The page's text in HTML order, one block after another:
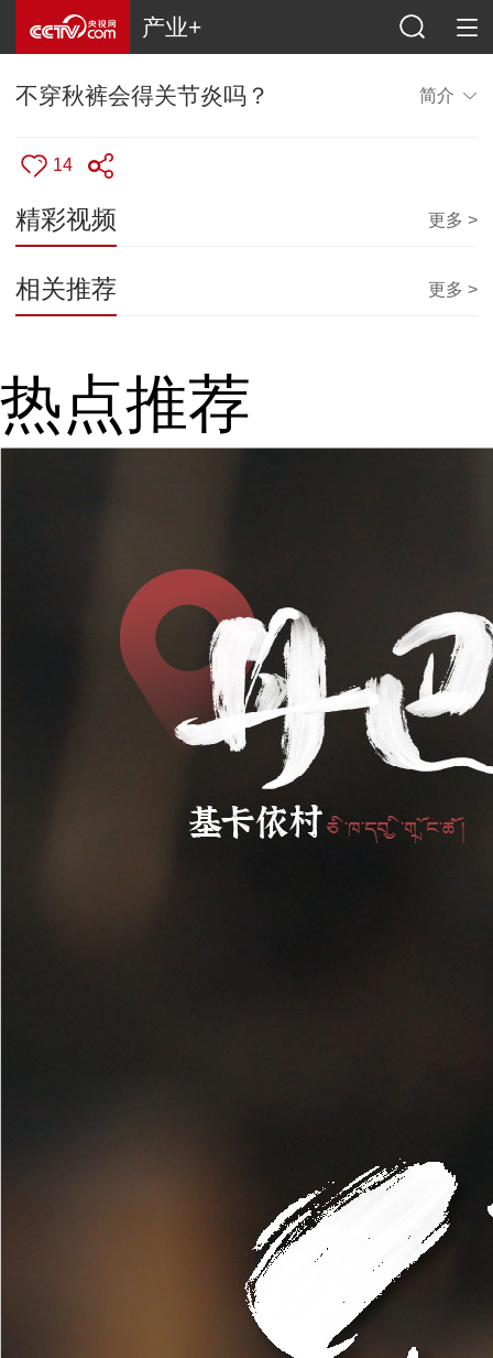
产业+
不穿秋裤会得关节炎吗？ 简介
14
精彩视频 更多 >
相关推荐 更多 >
热点推荐